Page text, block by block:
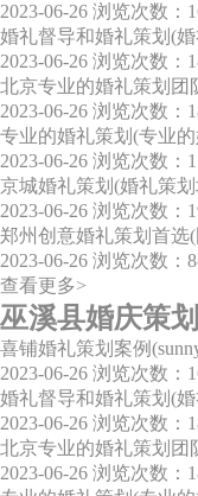
2023-06-26 浏览次数：
婚礼督导和婚礼策划(
2023-06-26 浏览次数：
北京专业的婚礼策划团
2023-06-26 浏览次数：
专业的婚礼策划(专业
2023-06-26 浏览次数：
京城婚礼策划(婚礼策
2023-06-26 浏览次数：
郑州创意婚礼策划首选
2023-06-26 浏览次数：
查看更多>
巫溪县婚庆策划
喜铺婚礼策划案例
2023-06-26 浏览次数：
婚礼督导和婚礼策划(
2023-06-26 浏览次数：
北京专业的婚礼策划团
2023-06-26 浏览次数：